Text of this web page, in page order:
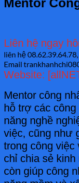
Liên hệ ngay
liên hệ 08.62.39.64.78,
Email
Website:
Mentor công
hỗ trợ các
năng nghề
việc, cũng như
trong công việc
chỉ chia sẻ
còn giúp công